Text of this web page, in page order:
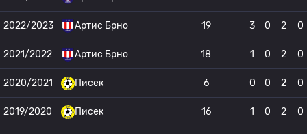
2022/2023 Артис Брно 19 3 0 2 0
2021/2022 Артис Брно 18 1 0 2 0
2020/2021 Писек 6 0 0 2 0
2019/2020 Писек 16 1 0 2 0